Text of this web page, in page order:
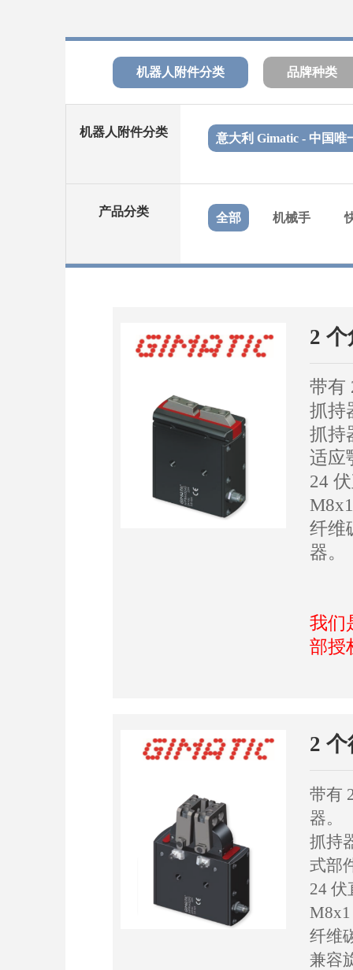
机器人附件分类 品牌种类
机器人附件分类 意大利 Gimatic - 中国唯
产品分类 全部 机械手
2
带有
抓持
抓持
适应
24
纤维
器。
我们
部授
2
带有
器。
抓持
式部
24
纤维
兼容